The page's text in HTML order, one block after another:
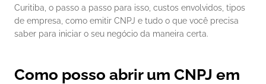
Curitiba, o passo a passo para isso, custos envolvidos, tipos
de empresa, como emitir CNPJ e tudo o que você precisa
saber para iniciar o seu negócio da maneira certa.
Como posso abrir um CNPJ em